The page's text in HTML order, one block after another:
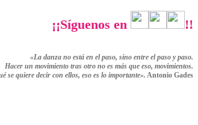
¡¡Síguenos en !!
«La danza no está en el paso, sino entre el paso y paso.
Hacer un movimiento tras otro no es más que eso, movimientos.
se quiere decir con ellos, eso es lo importante». Antonio Gades